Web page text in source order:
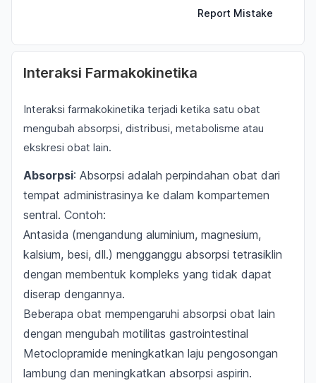
Report Mistake
Interaksi Farmakokinetika
Interaksi farmakokinetika terjadi ketika satu obat
mengubah absorpsi, distribusi, metabolisme atau
ekskresi obat lain.
Absorpsi: Absorpsi adalah perpindahan obat dari
tempat administrasinya ke dalam kompartemen
sentral. Contoh:
Antasida (mengandung aluminium, magnesium,
kalsium, besi, dll.) mengganggu absorpsi tetrasiklin
dengan membentuk kompleks yang tidak dapat
diserap dengannya.
Beberapa obat mempengaruhi absorpsi obat lain
dengan mengubah motilitas gastrointestinal
Metoclopramide meningkatkan laju pengosongan
lambung dan meningkatkan absorpsi aspirin.